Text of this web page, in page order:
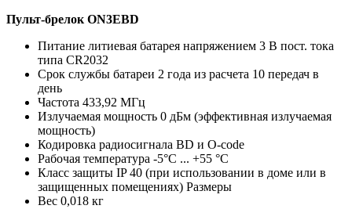
Пульт-брелок ON3EBD
Питание литиевая батарея напряжением 3 В пост. тока
типа CR2032
Срок службы батареи 2 года из расчета 10 передач в
день
Частота 433,92 МГц
Излучаемая мощность 0 дБм (эффективная излучаемая
мощность)
Кодировка радиосигнала BD и O-code
Рабочая температура -5°C ... +55 °C
Класс защиты IP 40 (при использовании в доме или в
защищенных помещениях) Размеры
Вес 0,018 кг